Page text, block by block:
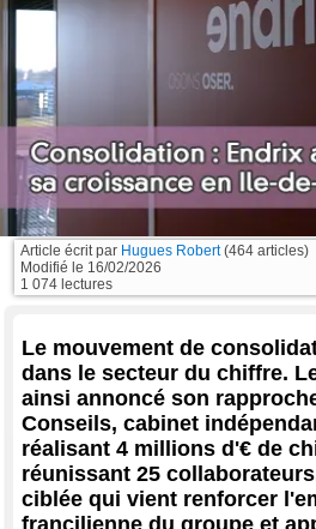
Article écrit par Hugues Robert(464 articles)
Modifié le 16/02/2026
1 074 lectures
Le mouvement de
dans le secteur du chiffre.
ainsi annoncé son
Conseils, cabinet
réalisant 4 millions d'€ de
réunissant 25
ciblée qui vient renforcer
francilienne du groupe et